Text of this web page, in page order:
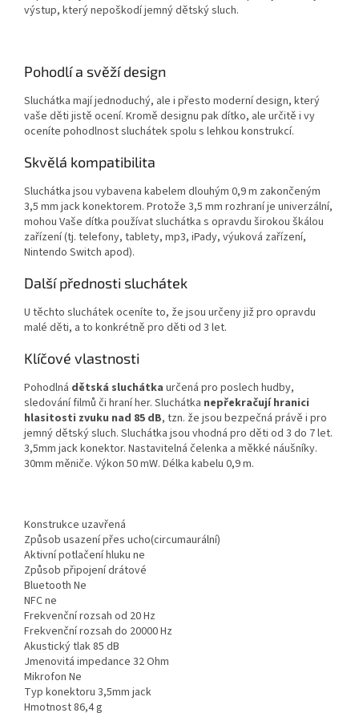
výstup, který nepoškodí jemný dětský sluch.
Pohodlí a svěží design
Sluchátka mají jednoduchý, ale i přesto moderní design, který
vaše děti jistě ocení. Kromě designu pak dítko, ale určitě i vy
oceníte pohodlnost sluchátek spolu s lehkou konstrukcí.
Skvělá kompatibilita
Sluchátka jsou vybavena kabelem dlouhým 0,9 m zakončeným
3,5 mm jack konektorem. Protože 3,5 mm rozhraní je univerzální,
mohou Vaše dítka používat sluchátka s opravdu širokou škálou
zařízení (tj. telefony, tablety, mp3, iPady, výuková zařízení,
Nintendo Switch apod).
Další přednosti sluchátek
U těchto sluchátek oceníte to, že jsou určeny již pro opravdu
malé děti, a to konkrétně pro děti od 3 let.
Klíčové vlastnosti
Pohodlná dětská sluchátka určená pro poslech hudby,
sledování filmů či hraní her. Sluchátka nepřekračují hranici
hlasitosti zvuku nad 85 dB, tzn. že jsou bezpečná právě i pro
jemný dětský sluch. Sluchátka jsou vhodná pro děti od 3 do 7 let.
3,5mm jack konektor. Nastavitelná čelenka a měkké náušníky.
30mm měniče. Výkon 50 mW. Délka kabelu 0,9 m.
Konstrukce uzavřená
Způsob usazení přes ucho(circumaurální)
Aktivní potlačení hluku ne
Způsob připojení drátové
Bluetooth Ne
NFC ne
Frekvenční rozsah od 20 Hz
Frekvenční rozsah do 20000 Hz
Akustický tlak 85 dB
Jmenovitá impedance 32 Ohm
Mikrofon Ne
Typ konektoru 3,5mm jack
Hmotnost 86,4 g